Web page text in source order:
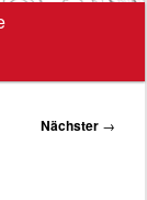
Nächster →